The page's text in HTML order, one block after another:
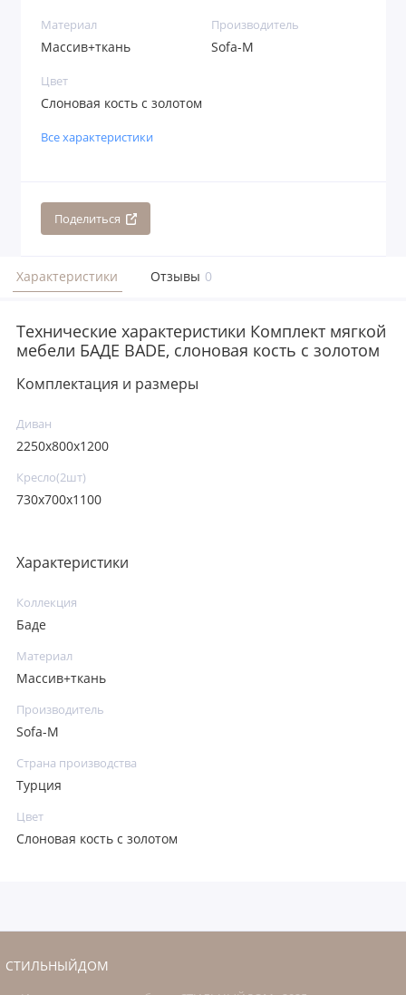
Материал
Массив+ткань
Производитель
Sofa-M
Цвет
Слоновая кость с золотом
Все характеристики
Поделиться
Характеристики Отзывы 0
Технические характеристики Комплект мягкой
мебели БАДЕ BADE, слоновая кость с золотом
Комплектация и размеры
Диван
2250x800x1200
Кресло(2шт)
730x700x1100
Характеристики
Коллекция
Баде
Материал
Массив+ткань
Производитель
Sofa-M
Страна производства
Турция
Цвет
Слоновая кость с золотом
СТИЛЬНЫЙДОМ